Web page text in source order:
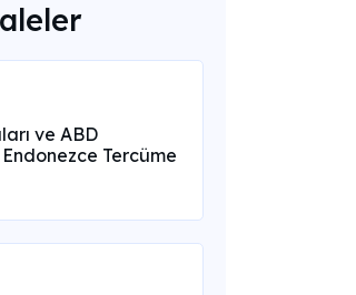
ve ABD
Tercüme